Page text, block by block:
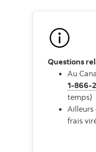
Questions
Au
1-866-
temps)
Ailleurs
frais